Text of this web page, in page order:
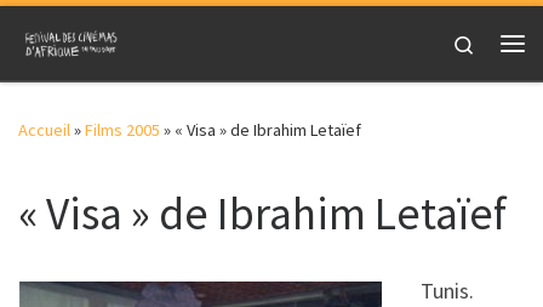
Skip to content
Search
Accueil»Films 2005 » « Visa » de Ibrahim Letaïef
« Visa » de Ibrahim Letaïef
Tunis.